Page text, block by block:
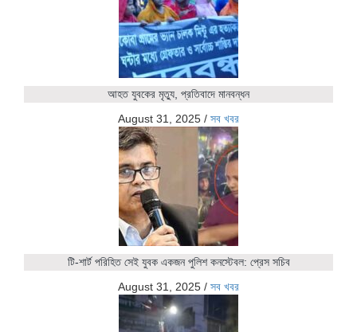
আহত যুবকের মৃত্যু, প্রতিবাদে মানবন্ধন
August 31, 2025 / সব খবর
টি-শার্ট পরিহিত সেই যুবক একজন পুলিশ কনস্টেবল: প্রেস সচিব
August 31, 2025 / সব খবর